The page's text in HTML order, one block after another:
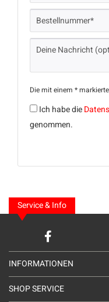
Die mit einem *
Ich habe die
genommen.
Service & Info
INFORMATIONEN
SHOP SERVICE